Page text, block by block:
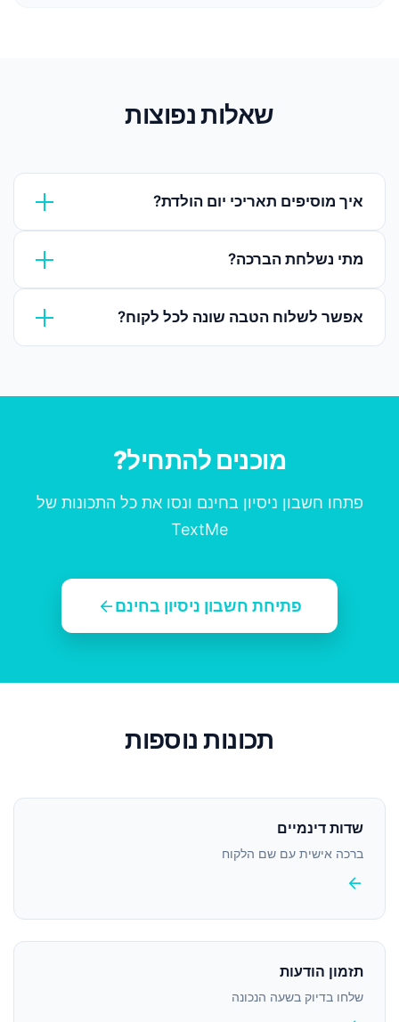
שאלות נפוצות
איך מוסיפים תאריכי יום הולדת?
בכרטיס איש הקשר.
מתי נשלחת הברכה?
בבוקר ביום ההולדת.
אפשר לשלוח הטבה שונה לכל לקוח?
מוכנים להתחיל?
פתחו חשבון ניסיון בחינם ונסו את כל התכונות של
TextMe
פתיחת חשבון ניסיון בחינםarrow_back
תכונות נוספות
שדות דינמיים
ברכה אישית עם שם הלקוח
arrow_back
תזמון הודעות
שלחו בדיוק בשעה הנכונה